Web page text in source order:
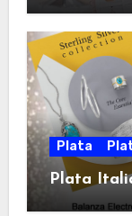
Plata
Plata